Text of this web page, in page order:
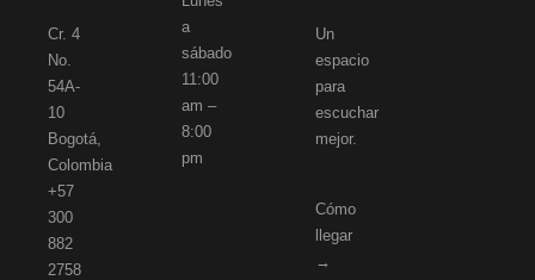
Cr. 4
No.
54A-
10
Bogotá,
Colombia
+57
300
882
2758
a
sábado
11:00
am –
8:00
pm
Un
espacio
para
escuchar
mejor.
Cómo
llegar
→